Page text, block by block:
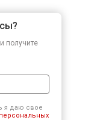
получите
я даю свое
персональных